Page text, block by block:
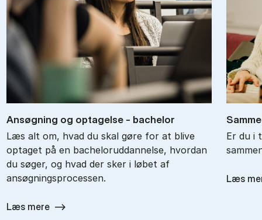
An­søg­ning og op­ta­gel­se - ba­chel­or
Læs alt om, hvad du skal gøre for at blive
optaget på en bacheloruddannelse, hvordan
du søger, og hvad der sker i løbet af
ansøgningsprocessen.
Læs mere
Er du i
Læs